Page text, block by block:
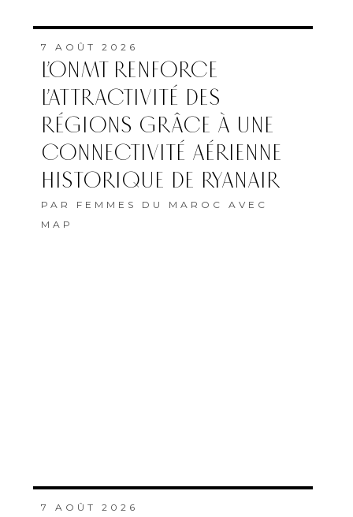
7 AOÛT 2026
L’ONMT RENFORCE
L’ATTRACTIVITÉ DES
RÉGIONS GRÂCE À UNE
CONNECTIVITÉ AÉRIENNE
HISTORIQUE DE RYANAIR
PAR FEMMES DU MAROC AVEC
MAP
7 AOÛT 2026